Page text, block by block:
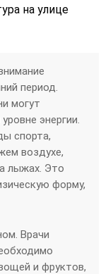
на улице
период.
могут
энергии.
спорта,
воздухе,
лыжах. Это
форму,
Врачи
и фруктов,